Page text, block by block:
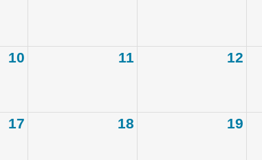
10 11 12
17 18 19